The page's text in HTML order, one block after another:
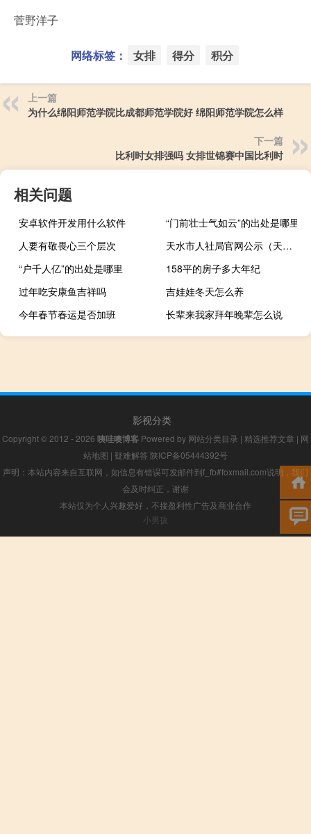
菅野洋子
网络标签： 女排 得分 积分
上一篇
为什么绵阳师范学院比成都师范学院好 绵阳师范学院怎么样
下一篇
比利时女排强吗 女排世锦赛中国比利时
相关问题
安卓软件开发用什么软件
“门前壮士气如云”的出处是哪里
人要有敬畏心三个层次
天水市人社局官网公示（天水市人社局官网）
“户千人亿”的出处是哪里
158平的房子多大年纪
过年吃安康鱼吉祥吗
吉娃娃冬天怎么养
今年春节春运是否加班
长辈来我家拜年晚辈怎么说
影视分类
Copyright © 2012 - 2026 咦哇噢博客 Powered by 网站分类目录 | 精选推荐文章 | 网
站地图 | 疑难解答 陕ICP备05444392号
声明：本站内容来自互联网，如信息有错误可发邮件到f_fb#foxmail.com说明，我们
会及时纠正，谢谢
本站仅为个人兴趣爱好，不接盈利性广告及商业合作
小男孩